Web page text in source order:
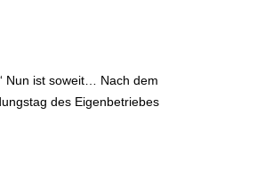
Nun ist soweit… Nach dem
des Eigenbetriebes